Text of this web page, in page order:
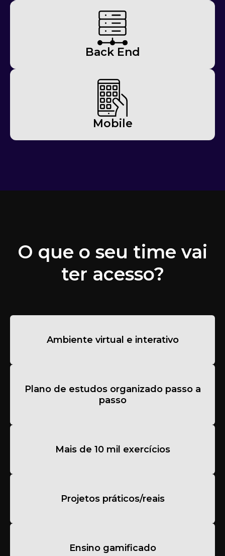
Back End
Mobile
O que o seu time vai
ter acesso?
Ambiente virtual e interativo
Plano de estudos organizado passo a
passo
Mais de 10 mil exercícios
Projetos práticos/reais
Ensino gamificado